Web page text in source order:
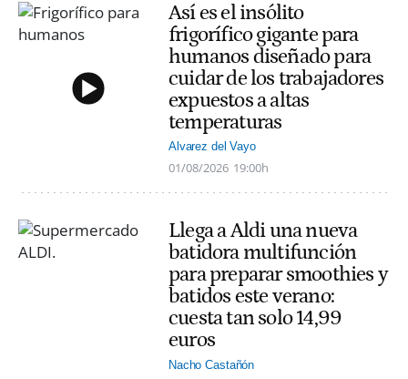
Así es el insólito
frigorífico gigante para
humanos diseñado para
cuidar de los trabajadores
expuestos a altas
temperaturas
Alvarez del Vayo
01/08/2026 19:00h
Llega a Aldi una nueva
batidora multifunción
para preparar smoothies y
batidos este verano:
cuesta tan solo 14,99
euros
Nacho Castañón